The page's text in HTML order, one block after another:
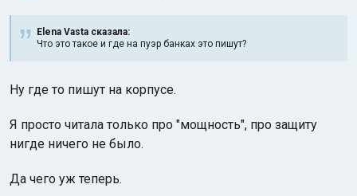
Elena Vasta сказалa:
Что это такое и где на пуэр банках это пишут?
Ну где то пишут на корпусе.
Я просто читала только про "мощность", про защиту
нигде ничего не было.
Да чего уж теперь.